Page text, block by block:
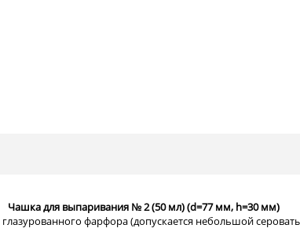
Чашка для выпаривания № 2 (50 мл) (d=77 мм, h=30 мм)
глазурованного фарфора (допускается небольшой